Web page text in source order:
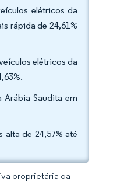
elétricos da
rápida de 24,61%
elétricos da
Saudita em
de 24,57% até
proprietária da